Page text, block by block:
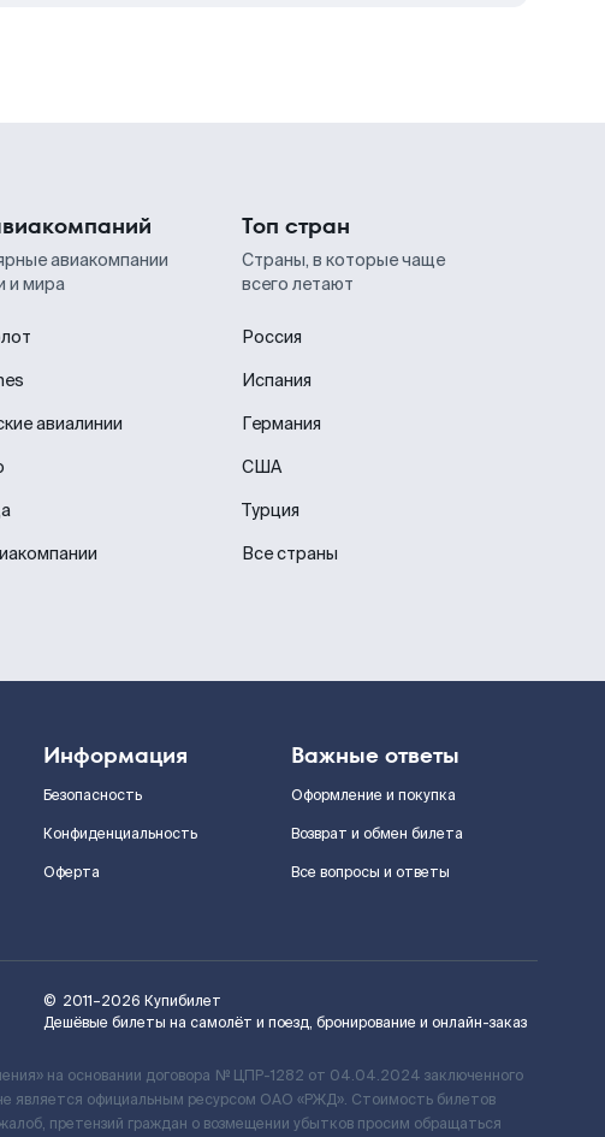
авиакомпании
и мира
авиалинии
Топ стран
Страны, в которые чаще
всего летают
Россия
Испания
Германия
США
Турция
Все страны
Информация
Безопасность
Конфиденциальность
Оферта
Важные ответы
Оформление и покупка
Возврат и обмен билета
Все вопросы и ответы
© 2011–2026 Купибилет
Дешёвые билеты на самолёт и поезд, бронирование и онлайн-заказ
на основании договора № ЦПР-1282 от 04.04.2024 заключенного
официальным ресурсом ОАО «РЖД». Стоимость билетов
претензий граждан о возмещении убытков просим обращаться